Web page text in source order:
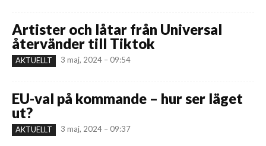
Artister och låtar från Universal
återvänder till Tiktok
AKTUELLT 3 maj, 2024 – 09:54
EU-val på kommande – hur ser läget
ut?
AKTUELLT 3 maj, 2024 – 09:37